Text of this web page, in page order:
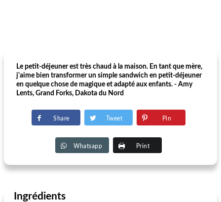
Le petit-déjeuner est très chaud à la maison. En tant que mère,
j'aime bien transformer un simple sandwich en petit-déjeuner
en quelque chose de magique et adapté aux enfants. - Amy
Lents, Grand Forks, Dakota du Nord
Share Tweet Pin
Whatsapp Print
Ingrédients